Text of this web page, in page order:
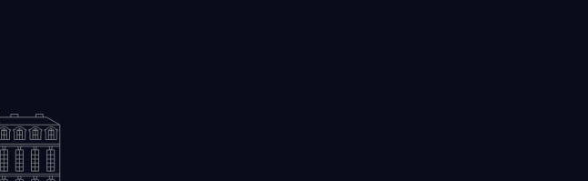
de la République saura
épreuve.
supporter l'essentiel de la charge,